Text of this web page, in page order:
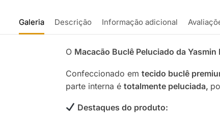
Galeria Descrição Informação adicional
O Macacão Buclê Peluciado da Yasmin
Confeccionado em tecido buclê
parte interna é totalmente peluciada,
Destaques do produto: